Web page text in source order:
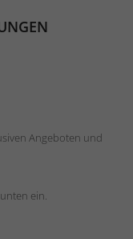
Angeboten und
ein.